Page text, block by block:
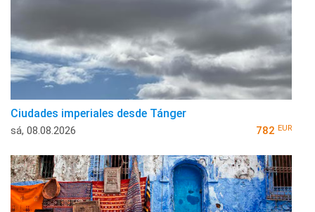
Ciudades imperiales desde Tánger
sá, 08.08.2026 782 EUR